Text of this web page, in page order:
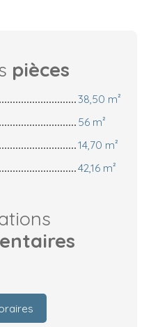
pièces
38,50 m²
56 m²
14,70 m²
42,16 m²